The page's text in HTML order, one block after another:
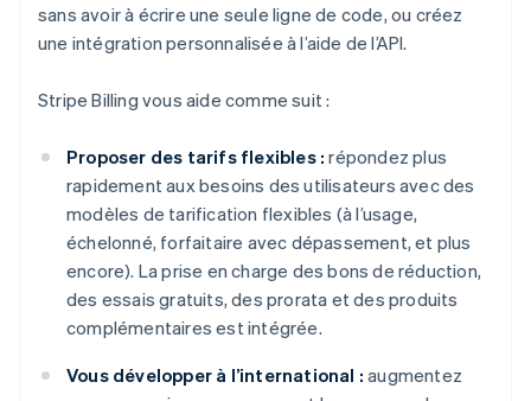
sans avoir à écrire une seule ligne de code, ou créez
une intégration personnalisée à l’aide de l’API.
Stripe Billing vous aide comme suit :
Proposer des tarifs flexibles : répondez plus
rapidement aux besoins des utilisateurs avec des
modèles de tarification flexibles (à l’usage,
échelonné, forfaitaire avec dépassement, et plus
encore). La prise en charge des bons de réduction,
des essais gratuits, des prorata et des produits
complémentaires est intégrée.
Vous développer à l’international : augmentez